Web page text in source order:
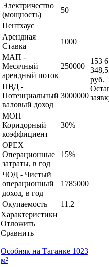
Электричество
(мощность)
50
Пентхаус
Арендная
Ставка
1000
МАП -
Месячный
арендный поток
250000
ПВД -
Потенциальный
валовый доход
3000000
МОП
Коридорный
коэффициент
30%
OPEX
Операционные
затраты, в год
15%
ЧОД - Чистый
операционный
доход, в год
1785000
Окупаемость
11.2
Характеристики
Отложить
Сравнить
153
руб.
Особняк на Таганке 1023
м²